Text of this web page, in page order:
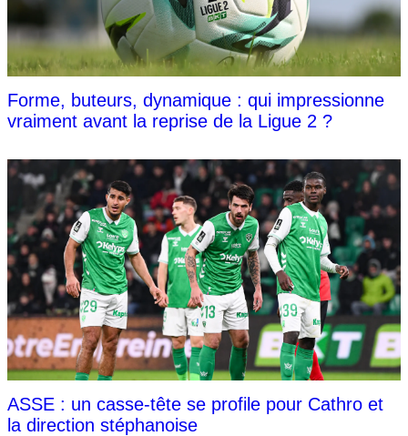
Forme, buteurs, dynamique : qui impressionne
vraiment avant la reprise de la Ligue 2 ?
ASSE : un casse-tête se profile pour Cathro et
la direction stéphanoise